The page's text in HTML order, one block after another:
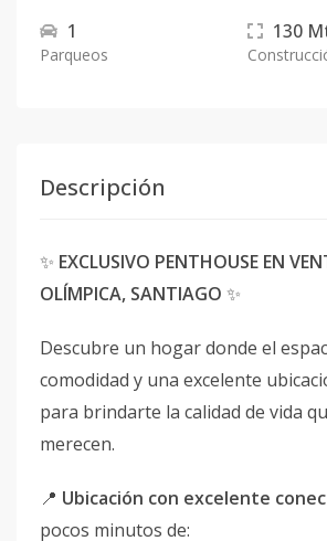
1
Parqueos
130
Descripción
✨ EXCLUSIVO PENTHOUSE EN
OLÍMPICA, SANTIAGO ✨
Descubre un hogar donde el
comodidad y una excelente
para brindarte la calidad de vida
merecen.
📍 Ubicación con excelente
pocos minutos de: